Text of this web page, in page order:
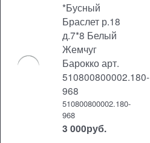
*Бусный
Браслет р.18
д.7*8 Белый
Жемчуг
Барокко арт.
510800800002.180-
968
510800800002.180-
968
3 000руб.